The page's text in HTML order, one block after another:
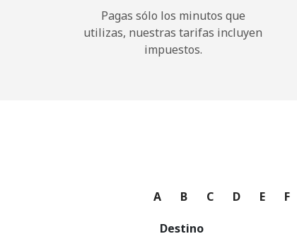
Pagas sólo los minutos que
utilizas, nuestras tarifas incluyen
impuestos.
A B C D E F
Destino